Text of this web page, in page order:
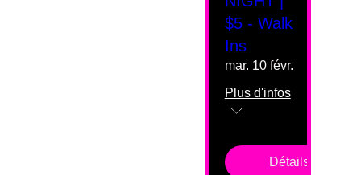
$5 - Walk
Ins
mar. 10 févr.
Plus d'infos
Détails